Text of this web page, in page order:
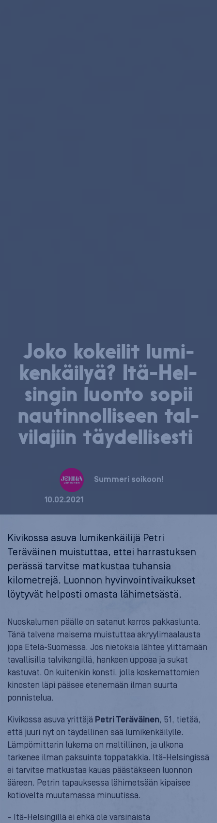
Joko kokeilit lu­mi­
ken­käi­lyä? Itä-Hel­
sin­gin luonto sopii
nau­tin­nol­li­seen tal­
vi­la­jiin täy­del­li­ses­ti
Summeri soikoon!
10.02.2021
Kivikossa asuva lumikenkäilijä Petri
Teräväinen muistuttaa, ettei harrastuksen
perässä tarvitse matkustaa tuhansia
kilometrejä. Luonnon hyvinvointivaikukset
löytyvät helposti omasta lähimetsästä.
Nuoskalumen päälle on satanut kerros pakkaslunta.
Tänä talvena maisema muistuttaa akryylimaalausta
jopa Etelä-Suomessa. Jos nietoksia lähtee ylittämään
tavallisilla talvikengillä, hankeen uppoaa ja sukat
kastuvat. On kuitenkin konsti, jolla koskemattomien
kinosten läpi pääsee etenemään ilman suurta
ponnistelua.
Kivikossa asuva yrittäjä Petri Teräväinen, 51, tietää,
että juuri nyt on täydellinen sää lumikenkäilylle.
Lämpömittarin lukema on maltillinen, ja ulkona
tarkenee ilman paksuinta toppatakkia. Itä-Helsingissä
ei tarvitse matkustaa kauas päästäkseen luonnon
ääreen. Petrin tapauksessa lähimetsään kipaisee
kotiovelta muutamassa minuutissa.
– Itä-Helsingillä ei ehkä ole varsinaista